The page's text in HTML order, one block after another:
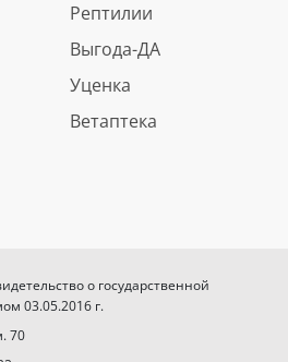
Рептилии
Выгода-ДА
Уценка
Ветаптека
о государственной
03.05.2016 г.
70